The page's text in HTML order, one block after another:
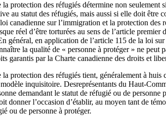
protection des réfugiés détermine non seulement
au statut des réfugiés, mais aussi si elle doit être
canadienne sur l’immigration et la protection
réel d’être torturées au sens de l’article
général, en application de l’article 115 de la loi
la qualité de « personne à protéger » ne
garantis par la Charte canadienne des droits et
protection des réfugiés tient, généralement à huis
inquisitoire. Desreprésentants du
demandant le statut de réfugié ou de personne
donner l’occasion d’établir, au moyen tant de
ou de personne à protéger.